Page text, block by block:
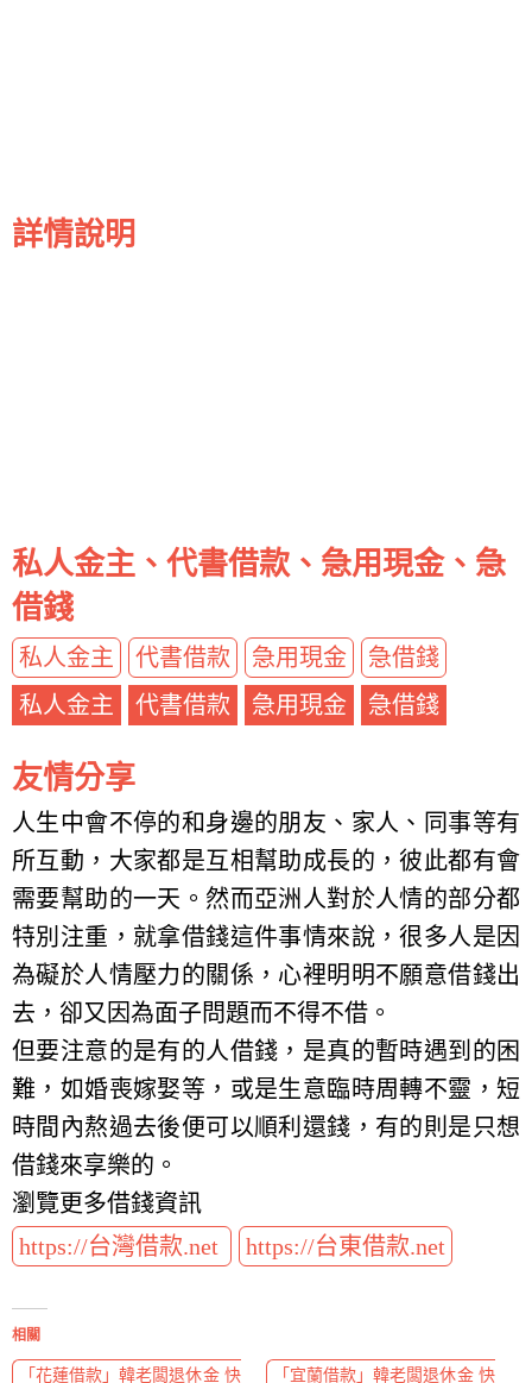
詳情說明
私人金主、代書借款、急用現金、急
借錢
私人金主 代書借款 急用現金
急借錢
私人金主
代書借款 急用現金 急借錢
友情分享
人生中會不停的和身邊的朋友、家人、同事等有
所互動，大家都是互相幫助成長的，彼此都有會
需要幫助的一天。然而亞洲人對於人情的部分都
特別注重，就拿借錢這件事情來說，很多人是因
為礙於人情壓力的關係，心裡明明不願意借錢出
去，卻又因為面子問題而不得不借。
但要注意的是有的人借錢，是真的暫時遇到的困
難，如婚喪嫁娶等，或是生意臨時周轉不靈，短
時間內熬過去後便可以順利還錢，有的則是只想
借錢來享樂的。
瀏覽更多借錢資訊
https://台灣借款.net
https://台東借款.net
相關
「花蓮借款」韓老闆退休金 快 「宜蘭借款」韓老闆退休金 快